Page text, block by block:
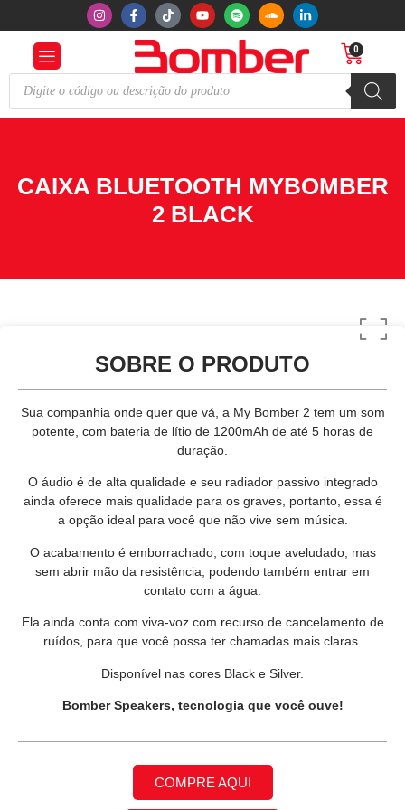
0
CAIXA BLUETOOTH MYBOMBER
2 BLACK
SOBRE O PRODUTO
Sua companhia onde quer que vá, a My Bomber 2 tem um som
potente, com bateria de lítio de 1200mAh de até 5 horas de
duração.
O áudio é de alta qualidade e seu radiador passivo integrado
ainda oferece mais qualidade para os graves, portanto, essa é
a opção ideal para você que não vive sem música.
O acabamento é emborrachado, com toque aveludado, mas
sem abrir mão da resistência, podendo também entrar em
contato com a água.
Ela ainda conta com viva-voz com recurso de cancelamento de
ruídos, para que você possa ter chamadas mais claras.
Disponível nas cores Black e Silver.
Bomber Speakers, tecnologia que você ouve!
COMPRE AQUI